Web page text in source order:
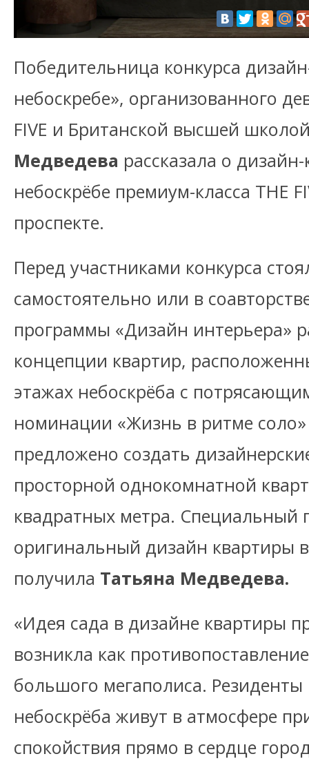
Победительница конкурса
небоскребе», организованного
FIVE и Британской высшей
Медведева рассказала о
небоскрёбе премиум-класса THE
проспекте.
Перед участниками конкурса
самостоятельно или в
программы «Дизайн интерьера»
концепции квартир,
этажах небоскрёба с
номинации «Жизнь в ритме
предложено создать
просторной однокомнатной
квадратных метра. Специальный
оригинальный дизайн квартиры
получила Татьяна Медведева.
«Идея сада в дизайне квартиры
возникла как
большого мегаполиса.
небоскрёба живут в атмосфере
спокойствия прямо в сердце